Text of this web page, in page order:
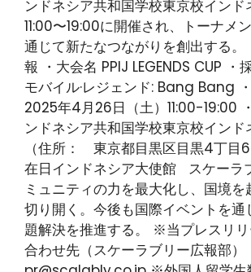
ンドネシア共和国学校東京校インド
11:00〜19:00に開催され、トーナメ
通じて新たなつながりを創出する
報 ・大会名 PPIJ LEGENDS CUP ・
モバイル·レジェンド: Bang Bang
2025年4月26日（土）11:00-19:00
ンドネシア共和国学校東京校インド
（住所： 東京都目黒区目黒4丁目
在日インドネシア大使館 スケーラ
ミュニティの力を最大化し、国境を
切り開く。今後も国際イベントを通
題解決を推進する。 ※当プレスリ
合わせ先（スケーラブリー広報部）